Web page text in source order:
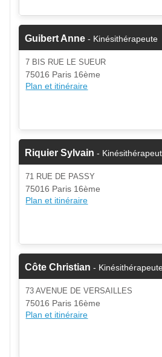
Guibert Anne - Kinésithérapeute
7 BIS RUE LE SUEUR
75016 Paris 16ème
Plan et itinéraire
Riquier Sylvain -
71 RUE DE PASSY
75016 Paris 16ème
Plan et itinéraire
Côte Christian -
73 AVENUE DE VERSAILLES
75016 Paris 16ème
Plan et itinéraire